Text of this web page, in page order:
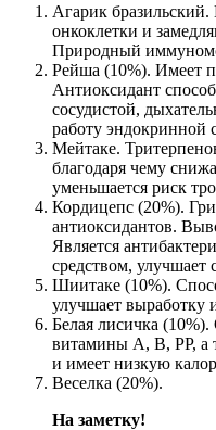
Агарик
онкоклетки и
Природный
Рейша (10%). Имеет
Антиоксидант
сосудистой,
работу эндокринной
Мейтаке.
благодаря чему
уменьшается риск
Кордицепс (20%).
антиоксидантов.
Является
средством, улучшает
Шиитаке (10%).
улучшает выработку
Белая лисичка
витамины А, В, РР, а
и имеет низкую
Веселка (20%).
На заметку!